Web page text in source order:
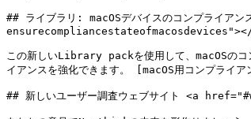
## ライブラリ: macOSデバイスのコンプラ
この新しいLibrary packを使用して、macOSのコ
イアンスを強化できます。 [macOS用コンプ
## 新しいユーザー調査ウェブサイト <a